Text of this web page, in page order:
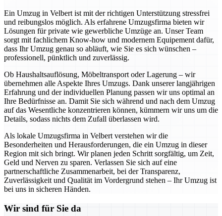
Ein Umzug in Velbert ist mit der richtigen Unterstützung stressfrei
und reibungslos möglich. Als erfahrene Umzugsfirma bieten wir
Lösungen für private wie gewerbliche Umzüge an. Unser Team
sorgt mit fachlichem Know-how und modernem Equipement dafür,
dass Ihr Umzug genau so abläuft, wie Sie es sich wünschen –
professionell, pünktlich und zuverlässig.
Ob Haushaltsauflösung, Möbeltransport oder Lagerung – wir
übernehmen alle Aspekte Ihres Umzugs. Dank unserer langjährigen
Erfahrung und der individuellen Planung passen wir uns optimal an
Ihre Bedürfnisse an. Damit Sie sich während und nach dem Umzug
auf das Wesentliche konzentrieren können, kümmern wir uns um die
Details, sodass nichts dem Zufall überlassen wird.
Als lokale Umzugsfirma in Velbert verstehen wir die
Besonderheiten und Herausforderungen, die ein Umzug in dieser
Region mit sich bringt. Wir planen jeden Schritt sorgfältig, um Zeit,
Geld und Nerven zu sparen. Verlassen Sie sich auf eine
partnerschaftliche Zusammenarbeit, bei der Transparenz,
Zuverlässigkeit und Qualität im Vordergrund stehen – Ihr Umzug ist
bei uns in sicheren Händen.
Wir sind für Sie da